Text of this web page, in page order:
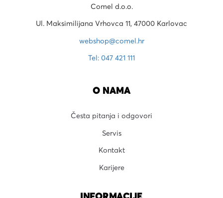
Comel d.o.o.
Ul. Maksimilijana Vrhovca 11, 47000 Karlovac
webshop@comel.hr
Tel: 047 421 111
O NAMA
Česta pitanja i odgovori
Servis
Kontakt
Karijere